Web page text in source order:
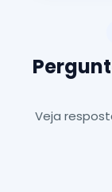
Veja